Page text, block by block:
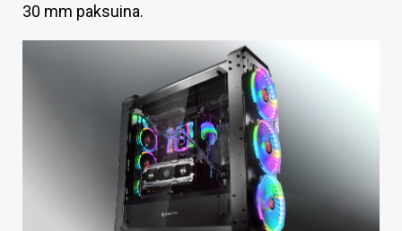
VAIHDA TEEMA
30 mm paksuina.